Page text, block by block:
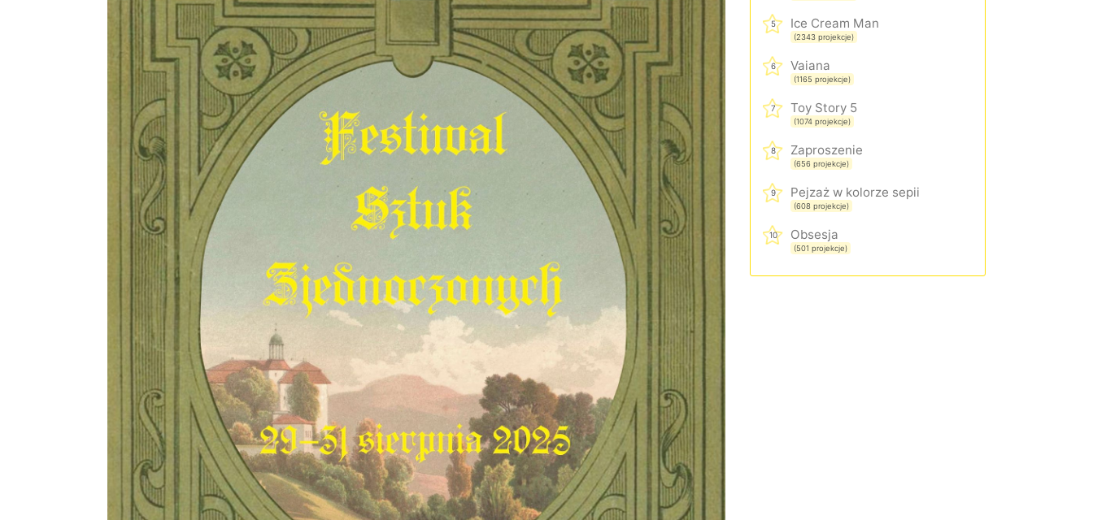
5 Ice Cream Man
(2343 projekcje)
6 Vaiana
(1165 projekcje)
7 Toy Story 5
(1074 projekcje)
8 Zaproszenie
(656 projekcje)
9 Pejzaż w kolorze sepii
(608 projekcje)
10 Obsesja
(501 projekcje)